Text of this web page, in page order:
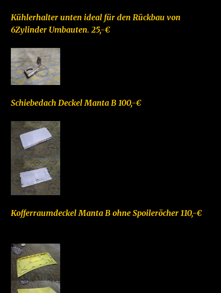
Kühlerhalter unten ideal für den Rückbau von
6Zylinder Umbauten. 25,-€
Schiebedach Deckel Manta B 100,-€
Kofferraumdeckel Manta B ohne Spoileröcher 110,-€